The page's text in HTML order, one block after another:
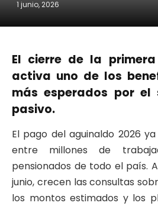
1 junio, 2026
El cierre de la
activa uno de los
más esperados por
pasivo.
El pago del aguinaldo 2026
entre millones de
pensionados de todo el país.
junio, crecen las consultas
los montos estimados y los